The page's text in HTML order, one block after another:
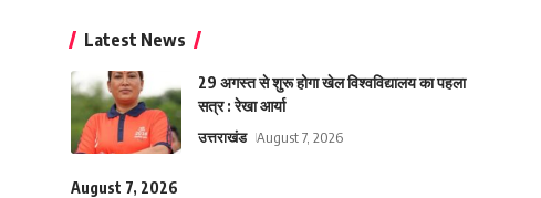
Latest News
29 अगस्त से शुरू होगा खेल विश्वविद्यालय का पहला
सत्र : रेखा आर्या
उत्तराखंड August 7, 2026
August 7, 2026